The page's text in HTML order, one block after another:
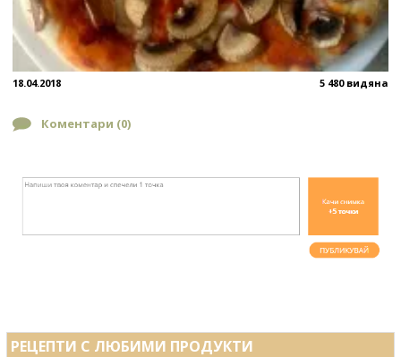
18.04.2018 5 480 видяна
Коментари (0)
РЕЦЕПТИ С ЛЮБИМИ ПРОДУКТИ